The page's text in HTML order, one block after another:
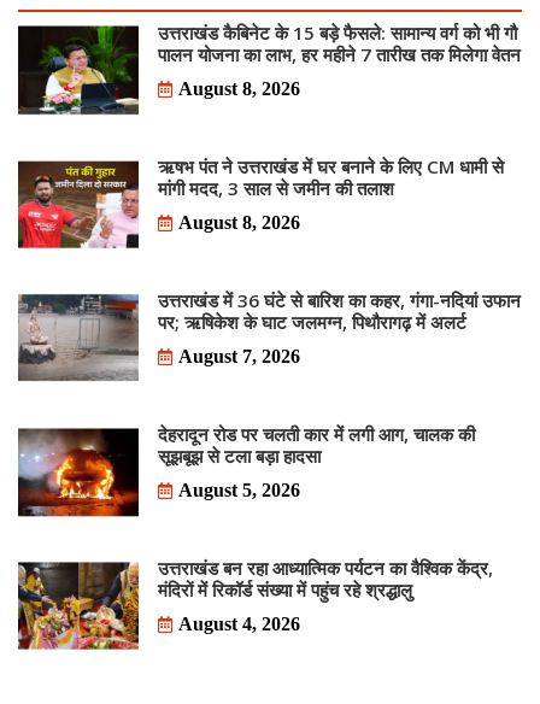
उत्तराखंड कैबिनेट के 15 बड़े फैसले: सामान्य वर्ग को भी गौ
पालन योजना का लाभ, हर महीने 7 तारीख तक मिलेगा वेतन
August 8, 2026
ऋषभ पंत ने उत्तराखंड में घर बनाने के लिए CM धामी से
मांगी मदद, 3 साल से जमीन की तलाश
August 8, 2026
उत्तराखंड में 36 घंटे से बारिश का कहर, गंगा-नदियां उफान
पर; ऋषिकेश के घाट जलमग्न, पिथौरागढ़ में अलर्ट
August 7, 2026
देहरादून रोड पर चलती कार में लगी आग, चालक की
सूझबूझ से टला बड़ा हादसा
August 5, 2026
उत्तराखंड बन रहा आध्यात्मिक पर्यटन का वैश्विक केंद्र,
मंदिरों में रिकॉर्ड संख्या में पहुंच रहे श्रद्धालु
August 4, 2026